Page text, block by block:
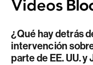
¿Qué hay detrás
intervención
parte de EE. UU. y